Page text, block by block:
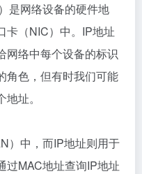
是网络设备的硬件地
卡（NIC）中。IP地址
网络中每个设备的标识
角色，但有时我们可能
址。
）中，而IP地址则用于
过MAC地址查询IP地址